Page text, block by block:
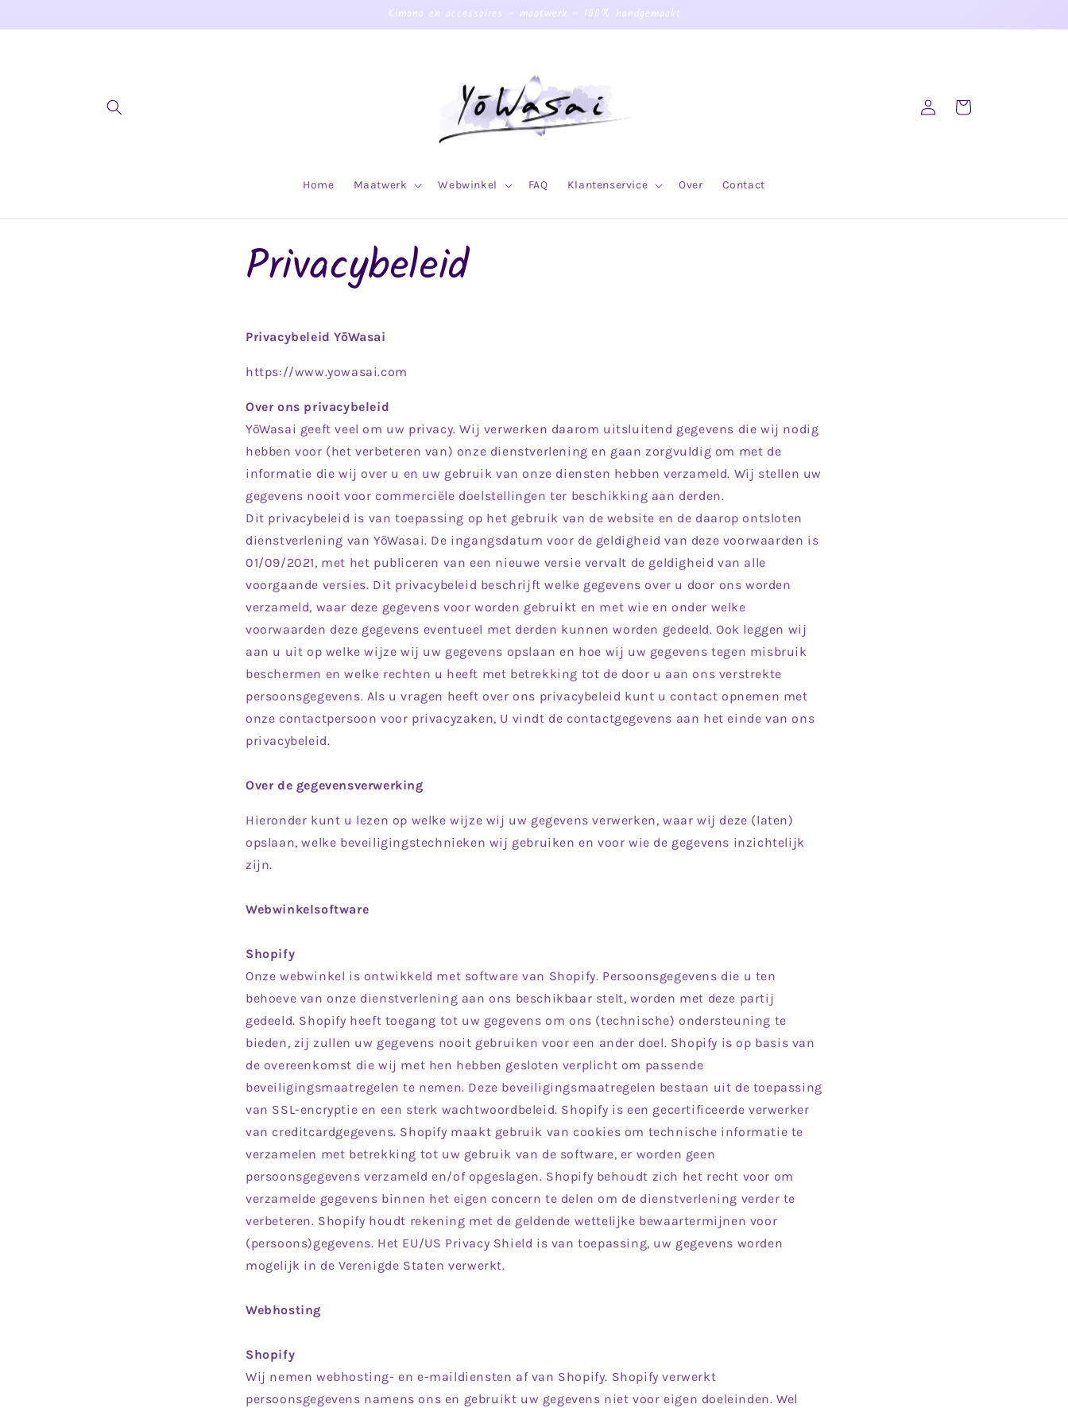
Kimono en accessoires ~ maatwerk ~ 100% handgemaakt
Home Maatwerk Webwinkel FAQ Klantenservice Over Contact
InloggenWinkelwagen
Privacybeleid
Privacybeleid YōWasai
https://www.yowasai.com
Over ons privacybeleid
YōWasai geeft veel om uw privacy. Wij verwerken daarom uitsluitend gegevens die wij nodig
hebben voor (het verbeteren van) onze dienstverlening en gaan zorgvuldig om met de
informatie die wij over u en uw gebruik van onze diensten hebben verzameld. Wij stellen uw
gegevens nooit voor commerciële doelstellingen ter beschikking aan derden.
Dit privacybeleid is van toepassing op het gebruik van de website en de daarop ontsloten
dienstverlening van YōWasai. De ingangsdatum voor de geldigheid van deze voorwaarden is
01/09/2021, met het publiceren van een nieuwe versie vervalt de geldigheid van alle
voorgaande versies. Dit privacybeleid beschrijft welke gegevens over u door ons worden
verzameld, waar deze gegevens voor worden gebruikt en met wie en onder welke
voorwaarden deze gegevens eventueel met derden kunnen worden gedeeld. Ook leggen wij
aan u uit op welke wijze wij uw gegevens opslaan en hoe wij uw gegevens tegen misbruik
beschermen en welke rechten u heeft met betrekking tot de door u aan ons verstrekte
persoonsgegevens. Als u vragen heeft over ons privacybeleid kunt u contact opnemen met
onze contactpersoon voor privacyzaken, U vindt de contactgegevens aan het einde van ons
privacybeleid.
Over de gegevensverwerking
Hieronder kunt u lezen op welke wijze wij uw gegevens verwerken, waar wij deze (laten)
opslaan, welke beveiligingstechnieken wij gebruiken en voor wie de gegevens inzichtelijk
zijn.
Webwinkelsoftware
Shopify
Onze webwinkel is ontwikkeld met software van Shopify. Persoonsgegevens die u ten
behoeve van onze dienstverlening aan ons beschikbaar stelt, worden met deze partij
gedeeld. Shopify heeft toegang tot uw gegevens om ons (technische) ondersteuning te
bieden, zij zullen uw gegevens nooit gebruiken voor een ander doel. Shopify is op basis van
de overeenkomst die wij met hen hebben gesloten verplicht om passende
beveiligingsmaatregelen te nemen. Deze beveiligingsmaatregelen bestaan uit de toepassing
van SSL-encryptie en een sterk wachtwoordbeleid. Shopify is een gecertificeerde verwerker
van creditcardgegevens. Shopify maakt gebruik van cookies om technische informatie te
verzamelen met betrekking tot uw gebruik van de software, er worden geen
persoonsgegevens verzameld en/of opgeslagen. Shopify behoudt zich het recht voor om
verzamelde gegevens binnen het eigen concern te delen om de dienstverlening verder te
verbeteren. Shopify houdt rekening met de geldende wettelijke bewaartermijnen voor
(persoons)gegevens. Het EU/US Privacy Shield is van toepassing, uw gegevens worden
mogelijk in de Verenigde Staten verwerkt.
Webhosting
Shopify
Wij nemen webhosting- en e-maildiensten af van Shopify. Shopify verwerkt
persoonsgegevens namens ons en gebruikt uw gegevens niet voor eigen doeleinden. Wel